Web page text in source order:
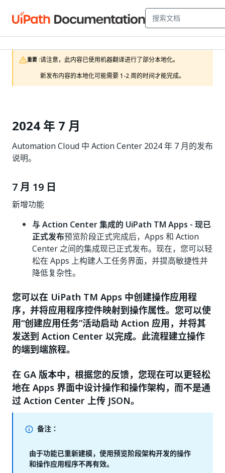
重要 :请注意，此内容已使用机器翻译进行了部分本地化。
新发布内容的本地化可能需要 1-2 周的时间才能完成。
2024 年 7 月
Automation Cloud 中 Action Center 2024 年 7 月的发布
说明。
7 月 19 日
新增功能
与 Action Center 集成的 UiPath TM Apps - 现已
正式发布预览阶段正式完成后，Apps 和 Action
Center 之间的集成现已正式发布。现在，您可以轻
松在 Apps 上构建人工任务界面，并提高敏捷性并
降低复杂性。
您可以在 UiPath TM Apps 中创建操作应用程
序，并将应用程序控件映射到操作属性。您可以使
用“创建应用任务”活动启动 Action 应用，并将其
发送到 Action Center 以完成。此流程建立操作
的端到端旅程。
在 GA 版本中，根据您的反馈，您现在可以更轻松
地在 Apps 界面中设计操作和操作架构，而不是通
过 Action Center 上传 JSON。
备注：
由于功能已重新建模，使用预览阶段架构开发的操作
和操作应用程序不再有效。